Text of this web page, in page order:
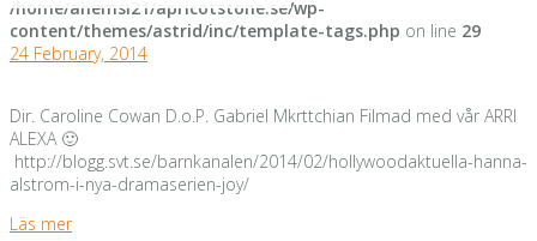
/home/ahemsi21/apricotstone.se/wp-
content/themes/astrid/inc/template-tags.php on line 29
24 February, 2014
Dir. Caroline Cowan D.o.P. Gabriel Mkrttchian Filmad med vår ARRI
ALEXA 🙂
http://blogg.svt.se/barnkanalen/2014/02/hollywoodaktuella-hanna-
alstrom-i-nya-dramaserien-joy/
Läs mer